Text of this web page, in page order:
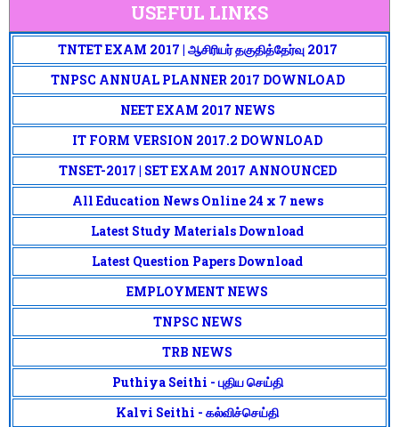
USEFUL LINKS
TNTET EXAM 2017 | ஆசிரியர் தகுதித்தேர்வு 2017
TNPSC ANNUAL PLANNER 2017 DOWNLOAD
NEET EXAM 2017 NEWS
IT FORM VERSION 2017.2 DOWNLOAD
TNSET-2017 | SET EXAM 2017 ANNOUNCED
All Education News Online 24 x 7 news
Latest Study Materials Download
Latest Question Papers Download
EMPLOYMENT NEWS
TNPSC NEWS
TRB NEWS
Puthiya Seithi - புதிய செய்தி
Kalvi Seithi - கல்விச்செய்தி